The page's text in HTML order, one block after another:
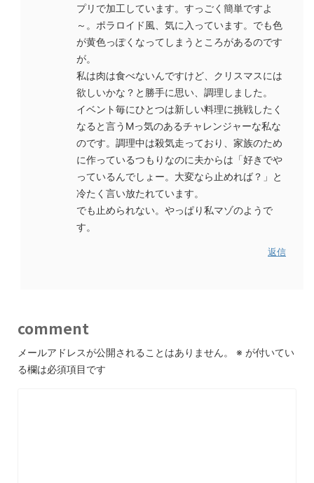
プリで加工しています。すっごく簡単ですよ
～。ポラロイド風、気に入っています。でも色
が黄色っぽくなってしまうところがあるのです
が。
私は肉は食べないんですけど、クリスマスには
欲しいかな？と勝手に思い、調理しました。
イベント毎にひとつは新しい料理に挑戦したく
なると言うMっ気のあるチャレンジャーな私な
のです。調理中は殺気走っており、家族のため
に作っているつもりなのに夫からは「好きでや
っているんでしょー。大変なら止めれば？」と
冷たく言い放たれています。
でも止められない。やっぱり私マゾのようで
す。
返信
comment
メールアドレスが公開されることはありません。 ※ が付いてい
る欄は必須項目です